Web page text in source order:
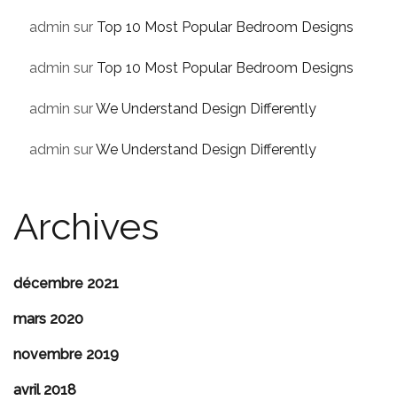
admin sur Top 10 Most Popular Bedroom Designs
admin sur Top 10 Most Popular Bedroom Designs
admin surWe Understand Design Differently
admin surWe Understand Design Differently
Archives
décembre 2021
mars 2020
novembre 2019
avril 2018